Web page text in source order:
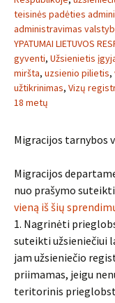
teisinės padėties
administravimas
YPATUMAI LIETUVOS
gyventi, Užsienietis
miršta, uzsienio pilietis,
užtikrinimas, Vizų
18 metų
Migracijos tarnybos
Migracijos
nuo prašymo
vieną iš šių
1. Nagrinėti
suteikti užsieniečiui
jam užsieniečio
priimamas, jeigu
teritorinis